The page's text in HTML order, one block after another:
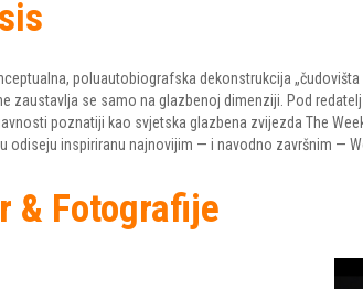
poluautobiografska dekonstrukcija
zaustavlja se samo na glazbenoj dimenziji. Pod
poznatiji kao svjetska glazbena zvijezda The
odiseju inspiriranu najnovijim — i navodno završnim —
& Fotografije